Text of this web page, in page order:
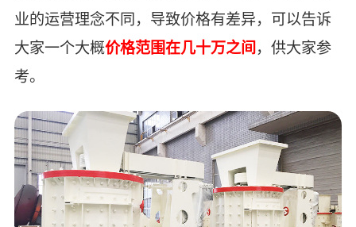
业的运营理念不同，导致价格有差异，可以告诉
大家一个大概价格范围在几十万之间 ，供大家参
考。